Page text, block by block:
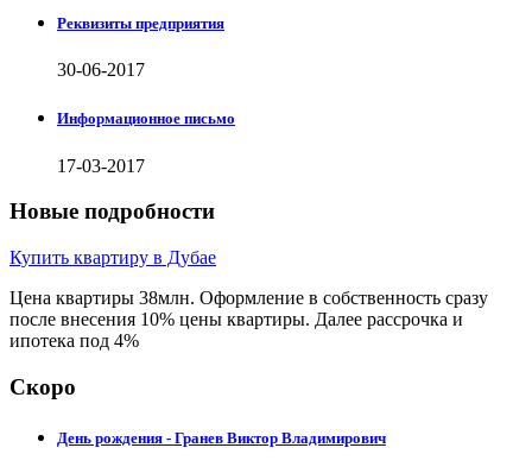
Реквизиты предприятия
30-06-2017
Информационное письмо
17-03-2017
Новые подробности
Купить квартиру в Дубае
Цена квартиры 38млн. Оформление в собственность сразу
после внесения 10% цены квартиры. Далее рассрочка и
ипотека под 4%
Скоро
День рождения - Гранев Виктор Владимирович